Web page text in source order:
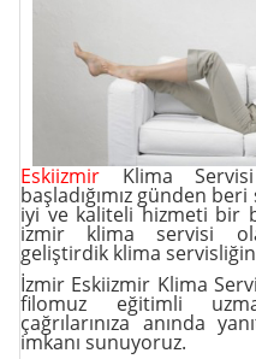
Eskiizmir Klima
başladığımız günden
iyi ve kaliteli hizmeti bir
izmir klima servisi
geliştirdik klima
İzmir Eskiizmir Klima
filomuz eğitimli
çağrılarınıza anında
imkanı sunuyoruz.